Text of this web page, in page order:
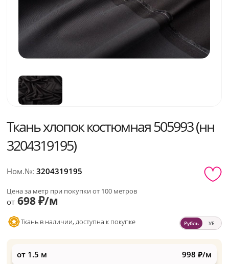
Ткань хлопок костюмная 505993 (нн
3204319195)
Ном.№:3204319195
Цена за метр при покупки от 100 метров
от 698 ₽/м
Ткань в наличии, доступна к покупке Рубль УЕ
от 1.5 м 998 ₽/м